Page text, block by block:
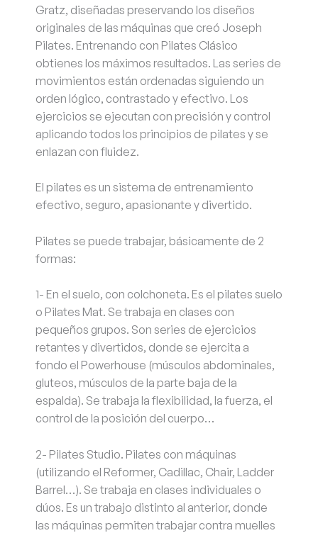
Gratz, diseñadas preservando los diseños
originales de las máquinas que creó Joseph
Pilates. Entrenando con Pilates Clásico
obtienes los máximos resultados. Las series de
movimientos están ordenadas siguiendo un
orden lógico, contrastado y efectivo. Los
ejercicios se ejecutan con precisión y control
aplicando todos los principios de pilates y se
enlazan con fluidez.
El pilates es un sistema de entrenamiento
efectivo, seguro, apasionante y divertido.
Pilates se puede trabajar, básicamente de 2
formas:
1- En el suelo, con colchoneta. Es el pilates suelo
o Pilates Mat. Se trabaja en clases con
pequeños grupos. Son series de ejercicios
retantes y divertidos, donde se ejercita a
fondo el Powerhouse (músculos abdominales,
gluteos, músculos de la parte baja de la
espalda). Se trabaja la flexibilidad, la fuerza, el
control de la posición del cuerpo…
2- Pilates Studio. Pilates con máquinas
(utilizando el Reformer, Cadillac, Chair, Ladder
Barrel…). Se trabaja en clases individuales o
dúos. Es un trabajo distinto al anterior, donde
las máquinas permiten trabajar contra muelles